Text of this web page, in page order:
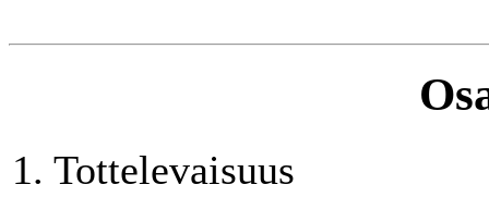
1. Tottelevaisuus